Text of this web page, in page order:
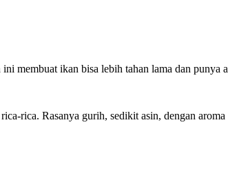
membuat ikan bisa lebih tahan lama dan punya
rica. Rasanya gurih, sedikit asin, dengan